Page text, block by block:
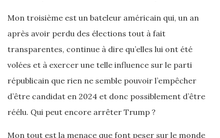
Mon troisième est un bateleur américain qui, un an
après avoir perdu des élections tout à fait
transparentes, continue à dire qu’elles lui ont été
volées et à exercer une telle influence sur le parti
républicain que rien ne semble pouvoir l’empêcher
d’être candidat en 2024 et donc possiblement d’être
réélu. Qui peut encore arrêter Trump ?
Mon tout est la menace que font peser sur le monde